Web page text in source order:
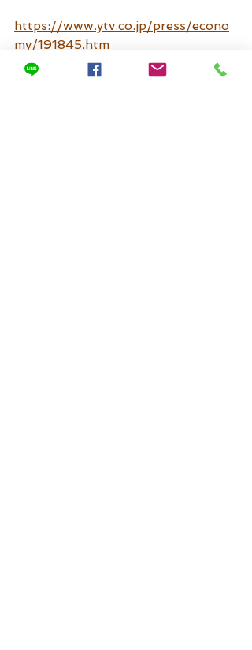
https://www.ytv.co.jp/press/econo
my/191845.htm
https://news.livedoor.com/artic